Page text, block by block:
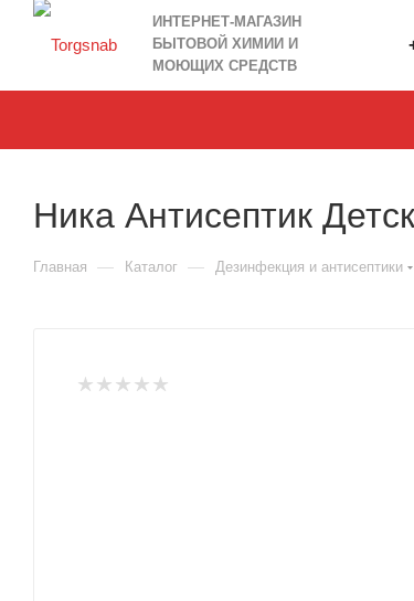
ИНТЕРНЕТ-МАГАЗИН
БЫТОВОЙ ХИМИИ И
МОЮЩИХ СРЕДСТВ
Ника Антисептик
Главная — Каталог — Дезинфекция и антисептики